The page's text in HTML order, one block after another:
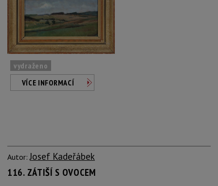
vydraženo
VÍCE INFORMACÍ
Autor:Josef Kadeřábek
116. ZÁTIŠÍ S OVOCEM